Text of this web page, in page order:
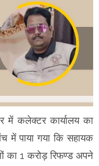
में कलेक्टर कार्यालय का
में पाया गया कि सहायक
का 1 करोड़ रिफण्ड अपने